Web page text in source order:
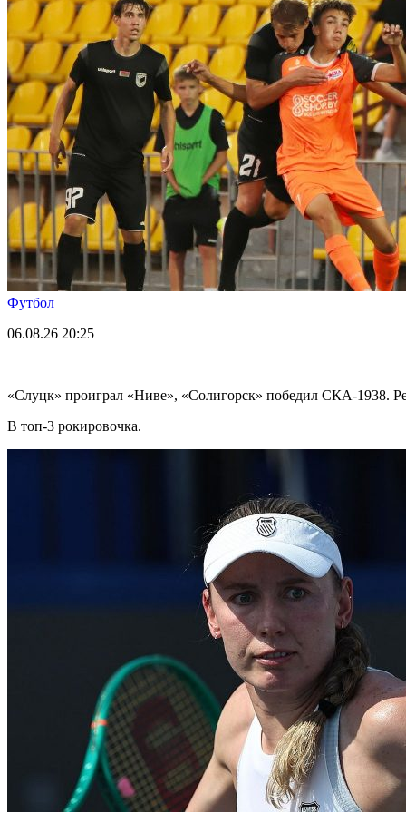
Футбол
06.08.26 20:25
«Слуцк» проиграл «Ниве», «Солигорск» победил СКА-1938.
В топ-3 рокировочка.